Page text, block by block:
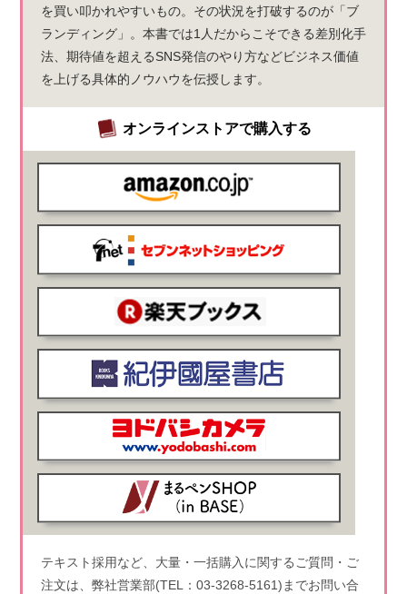
を買い叩かれやすいもの。その状況を打破するのが「ブ
ランディング」。本書では1人だからこそできる差別化手
法、期待値を超えるSNS発信のやり方などビジネス価値
を上げる具体的ノウハウを伝授します。
オンラインストアで購入する
テキスト採用など、大量・一括購入に関するご質問・ご
注文は、弊社営業部(TEL：03-3268-5161)までお問い合